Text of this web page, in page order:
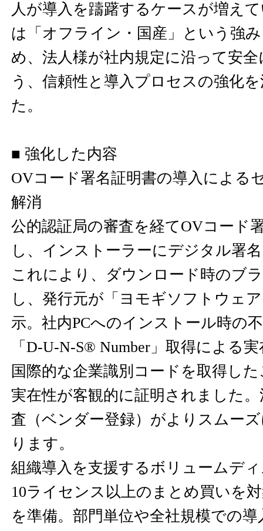
人が導入を躊躇するケースが増え
は「オフライン・国産」という強
め、法人様が社内規定に沿って安
う、信頼性と導入プロセスの強化
た。
■ 強化した内容
OVコード署名証明書の導入による
解消
公的認証局の審査を経てOVコード
し、インストーラーにデジタル署
これにより、ダウンロード時のブ
し、発行元が「ヨモギソフトウェ
示。社内PCへのインストール時の
「D-U-N-S® Number」取得による
国際的な企業識別コードを取得し
実在性が客観的に証明されました
査（ベンダー登録）がよりスムー
ります。
組織導入を支援するボリュームデ
10ライセンス以上のまとめ買いを
を準備。部門単位や全社規模での